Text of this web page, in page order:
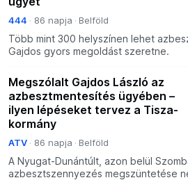
444 86 napja Belföld
Több mint 300 helyszínen lehet
Gajdos gyors megoldást szeretne.
Megszólalt Gajdos László az
azbesztmentesítés ügyében –
ilyen lépéseket tervez a Tisza-
kormány
ATV 86 napja Belföld
A Nyugat-Dunántúlt, azon belül
azbesztszennyezés megszüntetése